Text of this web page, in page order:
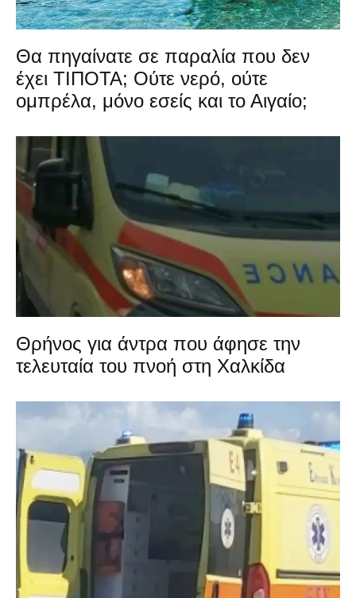
Θα πηγαίνατε σε παραλία που δεν
έχει ΤΙΠΟΤΑ; Ούτε νερό, ούτε
ομπρέλα, μόνο εσείς και το Αιγαίο;
Θρήνος για άντρα που άφησε την
τελευταία του πνοή στη Χαλκίδα